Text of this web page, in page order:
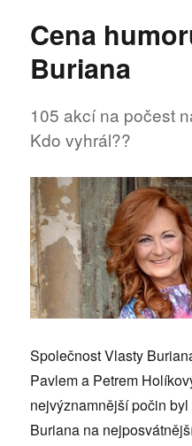
Cena
Buriana
105 akcí na počest
Kdo vyhrál??
Společnost Vlasty
Pavlem a Petrem
nejvýznamnější počin
Buriana na